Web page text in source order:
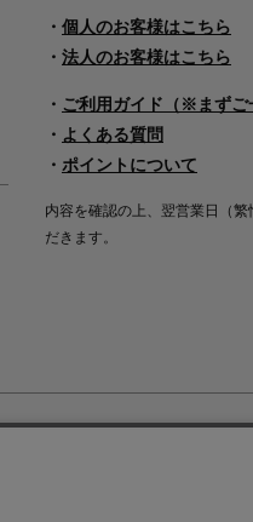
・ 個人のお客様はこちら
・ 法人のお客様はこちら
・ ご利用ガイド（※まずご
・ よくある質問
・ ポイントについて
内容を確認の上、翌営業日（
だきます。